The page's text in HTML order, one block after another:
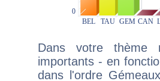
Dans votre thème
importants - en
dans l'ordre